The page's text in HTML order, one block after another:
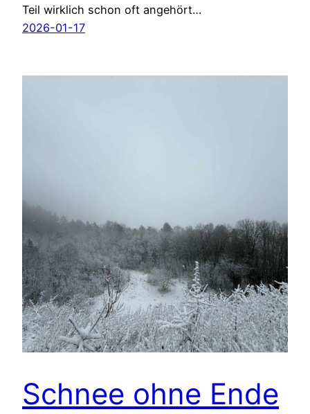
Teil wirklich schon oft angehört…
2026-01-17
Schnee ohne Ende